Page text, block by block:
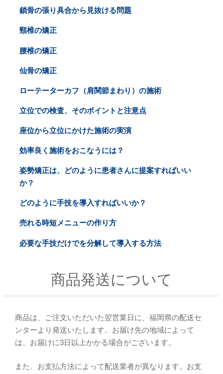
鎖骨の張り具合から見抜ける問題
頸椎の矯正
腰椎の矯正
仙骨の矯正
ローテーターカフ（肩関節まわり）の施術
立位での検査、そのポイントと注意点
座位から立位にかけた施術の実演
効率良く施術をおこなうには？
姿勢矯正は、どのように患者さんに提案すればいい
か？
どのように手技を導入すればいいか？
売れる時短メニューの作り方
必要な手技だけでを分解して導入する方法
商品発送について
商品は、ご注文いただいた翌営業日に、福岡県の配送セ
ンターより発送いたします。お届け先の地域によって
は、お届けに3日以上かかる場合がございます。
また、お支払方法によって配送業者が異なります。お支